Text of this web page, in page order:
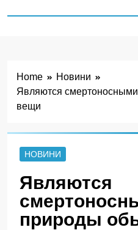
Home
Новини
Являются
вещи
НОВИНИ
Являются
природы